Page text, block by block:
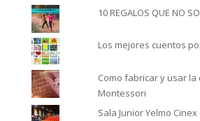
10 REGALOS QUE NO
Los mejores cuentos
Como fabricar y usar
Montessori
Sala Junior Yelmo